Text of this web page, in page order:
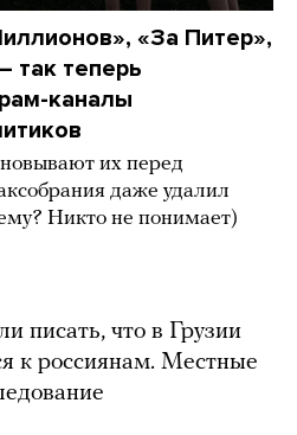
«За Питер»,
так теперь
каналы
их перед
даже удалил
Никто не понимает)
писать, что в Грузии
к россиянам. Местные